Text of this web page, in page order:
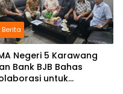
Berita
Negeri 5 Karawang
Bank BJB Bahas
untuk